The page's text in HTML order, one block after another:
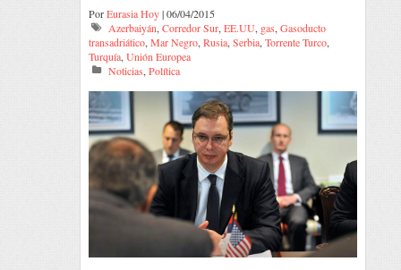
PorEurasia Hoy| 06/04/2015
Azerbaiyán, Corredor Sur, EE.UU, gas, Gasoducto
transadriático, Mar Negro, Rusia, Serbia, Torrente Turco,
Turquía, Unión Europea
Noticias, Política